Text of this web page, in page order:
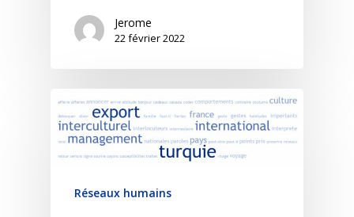
Jerome
22 février 2022
Réseaux humains